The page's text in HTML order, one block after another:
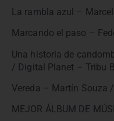
La rambla azul –
Marcando el paso –
Una historia de
/ Digital Planet – Tribu
Vereda – Martín Souza
MEJOR ÁLBUM DE